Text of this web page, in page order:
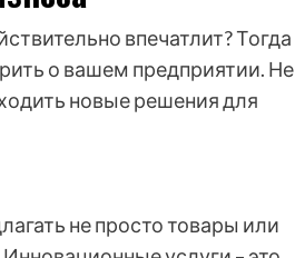
впечатлит? Тогда
о вашем предприятии. Не
новые решения для
не просто товары или